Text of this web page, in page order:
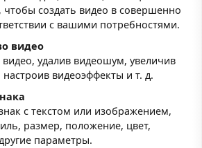
чтобы создать видео в совершенно
с вашими потребностями.
видео
удалив видеошум, увеличив
видеоэффекты и т. д.
с текстом или изображением,
размер, положение, цвет,
параметры.